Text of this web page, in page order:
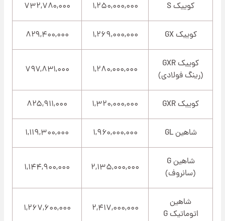
کوییک S ۱,۲۵۰,۰۰۰,۰۰۰ ۷۳۲,۷۸۰,۰۰۰
کوییک GX ۱,۲۶۹,۰۰۰,۰۰۰ ۸۲۹,۴۰۰,۰۰۰
کوییک GXR
(رینگ فولادی)
۱,۲۸۰,۰۰۰,۰۰۰ ۷۹۷,۸۳۱,۰۰۰
کوییک GXR ۱,۳۲۰,۰۰۰,۰۰۰ ۸۲۵,۹۱۱,۰۰۰
شاهین GL ۱,۹۶۰,۰۰۰,۰۰۰ ۱,۱۱۹,۳۰۰,۰۰۰
شاهین G
(سانروف)
۲,۱۳۵,۰۰۰,۰۰۰ ۱,۱۴۴,۹۰۰,۰۰۰
شاهین
اتوماتیک G
۲,۴۱۷,۰۰۰,۰۰۰ ۱,۲۶۷,۶۰۰,۰۰۰